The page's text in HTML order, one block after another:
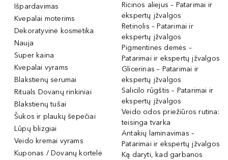
Išpardavimas
Kvepalai moterims
Dekoratyvinė kosmetika
Nauja
Super kaina
Kvepalai vyrams
Blakstienų serumai
Rituals Dovanų rinkiniai
Blakstienų tušai
Šukos ir plaukų šepečiai
Lūpų blizgiai
Veido kremai vyrams
Kuponas / Dovanų kortelė
Ricinos aliejus – Patarimai ir
ekspertų įžvalgos
Retinolis – Patarimai ir
ekspertų įžvalgos
Pigmentinės dėmės –
Patarimai ir ekspertų įžvalgos
Glicerinas – Patarimai ir
ekspertų įžvalgos
Salicilo rūgštis – Patarimai ir
ekspertų įžvalgos
Veido odos priežiūros rutina:
teisinga tvarka
Antakių laminavimas –
Patarimai ir ekspertų įžvalgos
Ką daryti, kad garbanos